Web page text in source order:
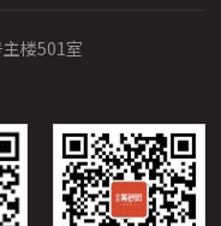
楼501室